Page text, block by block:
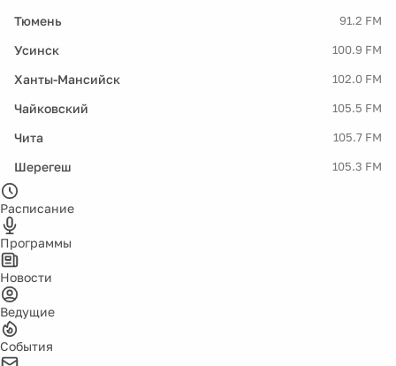
Тюмень 91.2 FM
Усинск 100.9 FM
Ханты-Мансийск 102.0 FM
Чайковский 105.5 FM
Чита 105.7 FM
Шерегеш 105.3 FM
Расписание
Программы
Новости
Ведущие
События